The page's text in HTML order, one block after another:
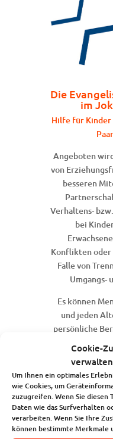
Cookie-
verwalten
Um Ihnen ein optimales
wie Cookies, um
zuzugreifen. Wenn Sie diesen
Daten wie das Surfverhalten
verarbeiten. Wenn Sie Ihre
können bestimmte Merkmale
Die
im
Hilfe für Kinder
Angeboten
von
besseren
Verhaltens-
bei
Konflikten oder
Falle von
Umgangs-
Es können
und jeden
persönliche
erziehende
Bei Bedarf
und
Christiane